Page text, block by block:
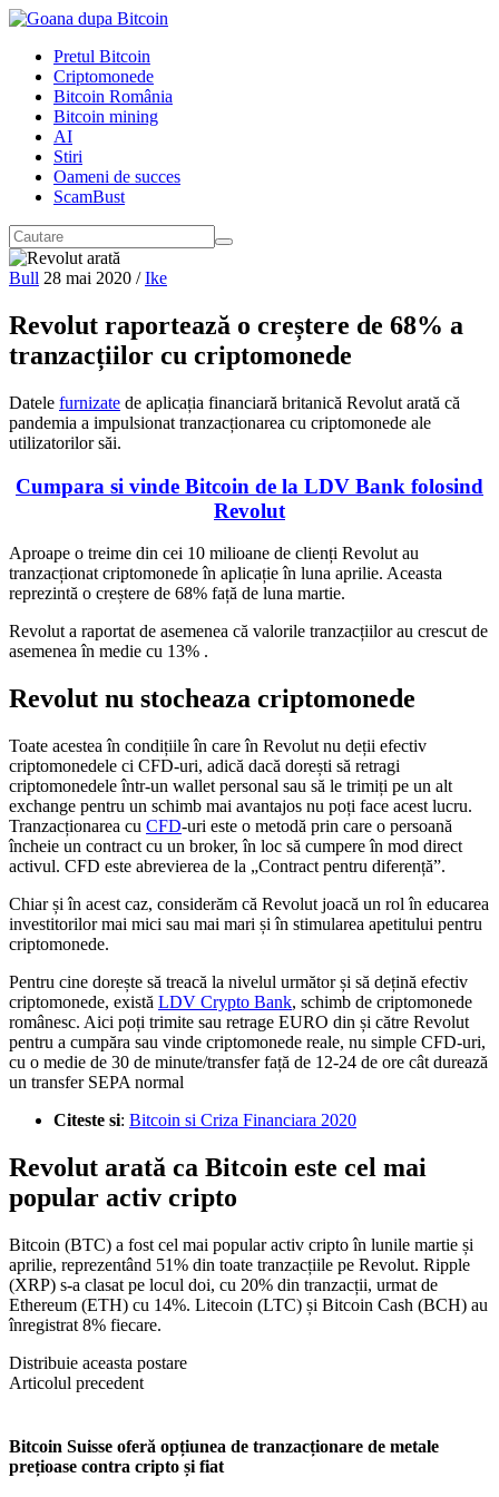
Pretul Bitcoin
Criptomonede
Bitcoin România
Bitcoin mining
AI
Stiri
Oameni de succes
ScamBust
Bull 28 mai 2020 / Ike
Revolut raportează o creștere de 68% a
tranzacțiilor cu criptomonede
Datele furnizate de aplicația financiară britanică Revolut arată că
pandemia a impulsionat tranzacționarea cu criptomonede ale
utilizatorilor săi.
Cumpara si vinde Bitcoin de la LDV Bank folosind
Revolut
Aproape o treime din cei 10 milioane de clienți Revolut au
tranzacționat criptomonede în aplicație în luna aprilie. Aceasta
reprezintă o creștere de 68% față de luna martie.
Revolut a raportat de asemenea că valorile tranzacțiilor au crescut de
asemenea în medie cu 13% .
Revolut nu stocheaza criptomonede
Toate acestea în condițiile în care în Revolut nu deții efectiv
criptomonedele ci CFD-uri, adică dacă dorești să retragi
criptomonedele într-un wallet personal sau să le trimiți pe un alt
exchange pentru un schimb mai avantajos nu poți face acest lucru.
Tranzacționarea cu CFD-uri este o metodă prin care o persoană
încheie un contract cu un broker, în loc să cumpere în mod direct
activul. CFD este abrevierea de la „Contract pentru diferență”.
Chiar și în acest caz, considerăm că Revolut joacă un rol în educarea
investitorilor mai mici sau mai mari și în stimularea apetitului pentru
criptomonede.
Pentru cine dorește să treacă la nivelul următor și să dețină efectiv
criptomonede, există LDV Crypto Bank, schimb de criptomonede
românesc. Aici poți trimite sau retrage EURO din și către Revolut
pentru a cumpăra sau vinde criptomonede reale, nu simple CFD-uri,
cu o medie de 30 de minute/transfer față de 12-24 de ore cât durează
un transfer SEPA normal
Citeste si: Bitcoin si Criza Financiara 2020
Revolut arată ca Bitcoin este cel mai
popular activ cripto
Bitcoin (BTC) a fost cel mai popular activ cripto în lunile martie și
aprilie, reprezentând 51% din toate tranzacțiile pe Revolut. Ripple
(XRP) s-a clasat pe locul doi, cu 20% din tranzacții, urmat de
Ethereum (ETH) cu 14%. Litecoin (LTC) și Bitcoin Cash (BCH) au
înregistrat 8% fiecare.
Distribuie aceasta postare
Articolul precedent
Bitcoin Suisse oferă opțiunea de tranzacționare de metale
prețioase contra cripto și fiat